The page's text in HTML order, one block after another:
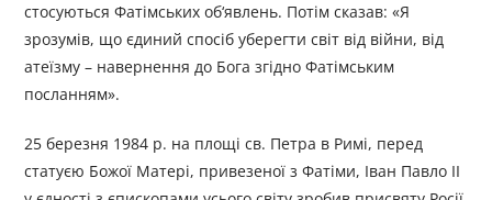
стосуються Фатімських об‘явлень. Потім сказав: «Я
зрозумів, що єдиний спосіб уберегти світ від війни, від
атеїзму – навернення до Бога згідно Фатімським
посланням».
25 березня 1984 р. на площі св. Петра в Римі, перед
статуєю Божої Матері, привезеної з Фатіми, Іван Павло II